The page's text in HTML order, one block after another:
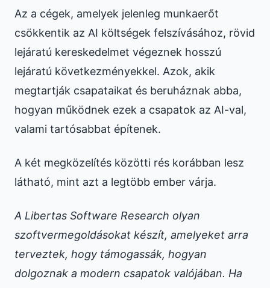
Az a cégek, amelyek jelenleg munkaerőt
csökkentik az AI költségek felszívásához, rövid
lejáratú kereskedelmet végeznek hosszú
lejáratú következményekkel. Azok, akik
megtartják csapataikat és beruháznak abba,
hogyan működnek ezek a csapatok az AI-val,
valami tartósabbat építenek.
A két megközelítés közötti rés korábban lesz
látható, mint azt a legtöbb ember várja.
A Libertas Software Research olyan
szoftvermegoldásokat készít, amelyeket arra
terveztek, hogy támogassák, hogyan
dolgoznak a modern csapatok valójában. Ha